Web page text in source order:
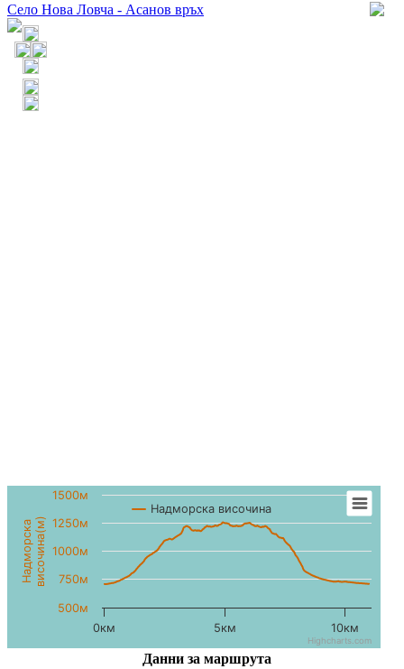
Село Нова Ловча - Асанов връх
Надморскависочина(м)
Надморска височина
0км 10км
5км
500м
750м
1000м
1250м
1500м
Highcharts.com
Данни за маршрута